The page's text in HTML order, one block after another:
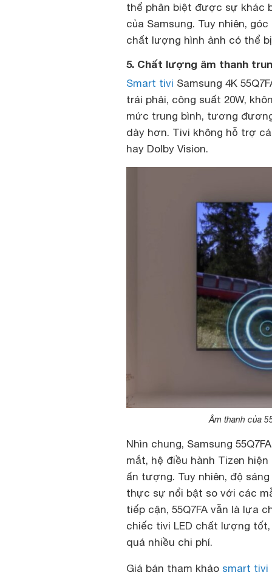
thể phân biệt được sự khác
của Samsung. Tuy nhiên,
chất lượng hình ảnh có thể
5. Chất lượng âm thanh
Smart tivi Samsung 4K
trái phải, công suất 20W,
mức trung bình, tương
dày hơn. Tivi không hỗ trợ
hay Dolby Vision.
Âm thanh của
Nhìn chung, Samsung
mắt, hệ điều hành Tizen
ấn tượng. Tuy nhiên, độ
thực sự nổi bật so với các
tiếp cận, 55Q7FA vẫn là lựa
chiếc tivi LED chất lượng
quá nhiều chi phí.
Giá bán tham khảo smart tivi